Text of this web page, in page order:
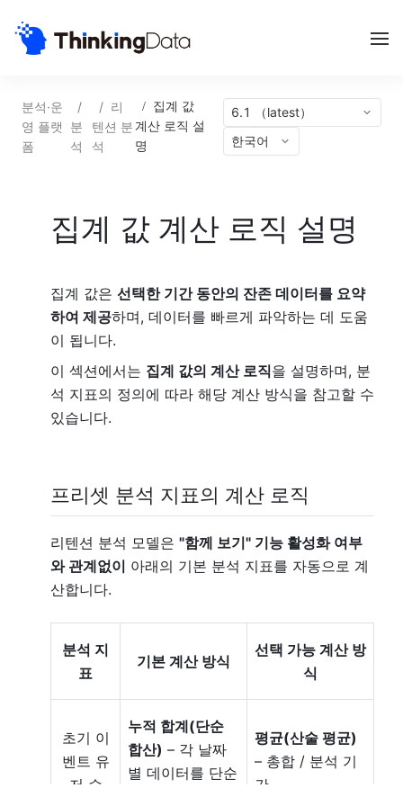
분석·운
영 플랫
폼
/
분
석
/ 리
텐션 분
석
/ 집계 값
계산 로직 설
명
6.1 （latest）
한국어
집계 값 계산 로직 설명
집계 값은 선택한 기간 동안의 잔존 데이터를 요약
하여 제공하며, 데이터를 빠르게 파악하는 데 도움
이 됩니다.
이 섹션에서는 집계 값의 계산 로직을 설명하며, 분
석 지표의 정의에 따라 해당 계산 방식을 참고할 수
있습니다.
프리셋 분석 지표의 계산 로직
리텐션 분석 모델은 "함께 보기" 기능 활성화 여부
와 관계없이 아래의 기본 분석 지표를 자동으로 계
산합니다.
분석 지
표
기본 계산 방식
선택 가능 계산 방
식
초기 이
벤트 유
저 수
누적 합계(단순
합산) – 각 날짜
별 데이터를 단순
평균(산술 평균)
– 총합 / 분석 기
간